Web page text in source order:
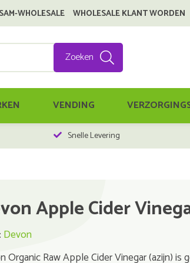
WHOLESALE WHOLESALE KLANT WORDEN
Zoeken
VENDING
Snelle Levering
Apple Cider
Devon
Organic Raw Apple Cider Vinegar (azijn) is